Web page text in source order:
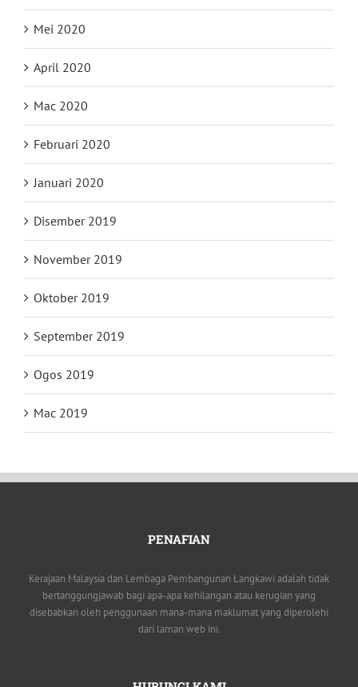
Mei 2020
April 2020
Mac 2020
Februari 2020
Januari 2020
Disember 2019
November 2019
Oktober 2019
September 2019
Ogos 2019
Mac 2019
PENAFIAN
Kerajaan Malaysia dan Lembaga Pembangunan Langkawi adalah tidak
bertanggungjawab bagi apa-apa kehilangan atau kerugian yang
disebabkan oleh penggunaan mana-mana maklumat yang diperolehi
dari laman web ini.